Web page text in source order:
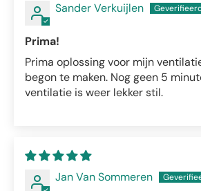
Sander Verkuijlen
Prima!
Prima oplossing voor mijn
begon te maken. Nog geen 5
ventilatie is weer lekker stil.
Jan Van Sommeren